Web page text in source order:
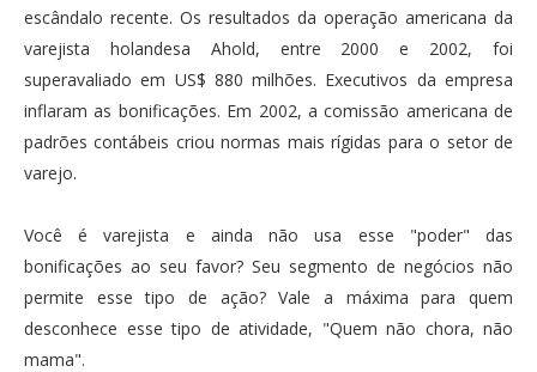
escândalo recente. Os resultados da operação americana da
varejista holandesa Ahold, entre 2000 e 2002, foi
superavaliado em US$ 880 milhões. Executivos da empresa
inflaram as bonificações. Em 2002, a comissão americana de
padrões contábeis criou normas mais rígidas para o setor de
varejo.
Você é varejista e ainda não usa esse "poder" das
bonificações ao seu favor? Seu segmento de negócios não
permite esse tipo de ação? Vale a máxima para quem
desconhece esse tipo de atividade, "Quem não chora, não
mama".